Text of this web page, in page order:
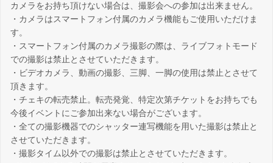
カメラをお持ち頂けない場合は、撮影会への参加は出来ません。
・カメラはスマートフォン付属のカメラ機能もご使用いただけま
す。
・スマートフォン付属のカメラ撮影の際は、ライブフォトモード
での撮影は禁止とさせていただきます。
・ビデオカメラ、動画の撮影、三脚、一脚の使用は禁止とさせて
頂きます。
・チェキの転売禁止。転売発覚、特定次第チケットをお持ちでも
今後イベントにご参加出来ない場合がございます。
・全ての撮影機器でのシャッター連写機能を用いた撮影は禁止と
させていただきます。
・撮影タイム以外での撮影は禁止とさせていただきます。